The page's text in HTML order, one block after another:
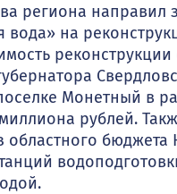
региона
на
Монетный в
миллиона рублей.